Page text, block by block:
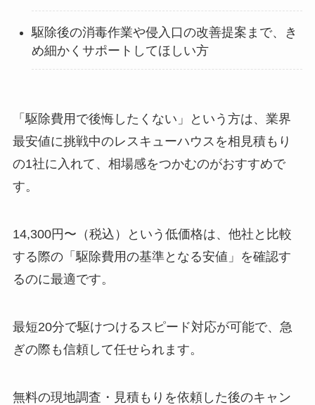
駆除後の消毒作業や侵入口の改善提案まで、き
め細かくサポートしてほしい方
「駆除費用で後悔したくない」という方は、業界
最安値に挑戦中のレスキューハウスを相見積もり
の1社に入れて、相場感をつかむのがおすすめで
す。
14,300円〜（税込）という低価格は、他社と比較
する際の「駆除費用の基準となる安値」を確認す
るのに最適です。
最短20分で駆けつけるスピード対応が可能で、急
ぎの際も信頼して任せられます。
無料の現地調査・見積もりを依頼した後のキャン